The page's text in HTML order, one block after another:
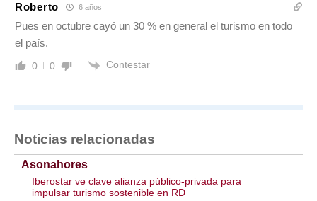
Roberto 6 años
Pues en octubre cayó un 30 % en general el turismo en todo
el país.
0 0 Contestar
Noticias relacionadas
Asonahores
Iberostar ve clave alianza público-privada para
impulsar turismo sostenible en RD